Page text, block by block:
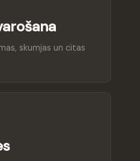
skumjas un citas